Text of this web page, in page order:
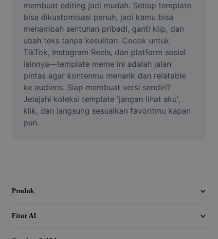
Video
Hapus latar belakang video
Tingkatkan kualitas
Editor Video
Pangkas Video
Tambahkan Subtitle ke Video
membuat editing jadi mudah. Setiap template
bisa dikustomisasi penuh, jadi kamu bisa
menambah sentuhan pribadi, ganti klip, dan
ubah teks tanpa kesulitan. Cocok untuk
TikTok, Instagram Reels, dan platform sosial
lainnya—template meme ini adalah jalan
pintas agar kontenmu menarik dan relatable
ke audiens. Siap membuat versi sendiri?
Jelajahi koleksi template 'jangan lihat aku',
klik, dan langsung sesuaikan favoritmu kapan
pun.
Produk
Fitur AI